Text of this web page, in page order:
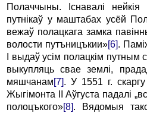
Полаччыны. Існавалі
путнікаў у маштабах усёй
вежаў полацкага замка
волости путъницъкии»[6].
I выдаў усім полацкім путным
выкупляць свае землі,
мяшчанам[7]. У 1551 г.
Жыгімонта II Аўгуста падалі
полоцъкого»[8]. Вядомыя